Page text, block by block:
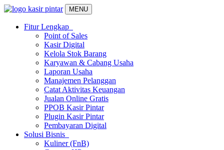
MENU
Fitur Lengkap
Point of Sales
Kasir Digital
Kelola Stok Barang
Karyawan & Cabang Usaha
Laporan Usaha
Manajemen Pelanggan
Catat Aktivitas Keuangan
Jualan Online Gratis
PPOB Kasir Pintar
Plugin Kasir Pintar
Pembayaran Digital
Solusi Bisnis
Kuliner (FnB)